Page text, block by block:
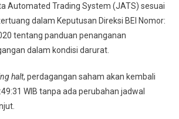
Automated Trading System (JATS) sesuai
dalam Keputusan Direksi BEI Nomor:
tentang panduan penanganan
dalam kondisi darurat.
halt, perdagangan saham akan kembali
WIB tanpa ada perubahan jadwal